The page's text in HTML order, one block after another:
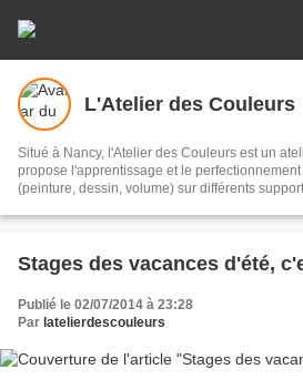
L'Atelier des Couleurs
Situé à Nancy, l'Atelier des Couleurs est un
propose l'apprentissage et le
(peinture, dessin, volume) sur différents
pratiques et des expériences. L'Atelier des
travail. Un espace de créations originales!
Stages des vacances d'été,
Publié le 02/07/2014 à 23:28
Par latelierdescouleurs